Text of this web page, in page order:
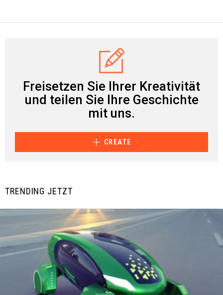
Freisetzen Sie Ihrer Kreativität
und teilen Sie Ihre Geschichte
mit uns.
CREATE
TRENDING JETZT